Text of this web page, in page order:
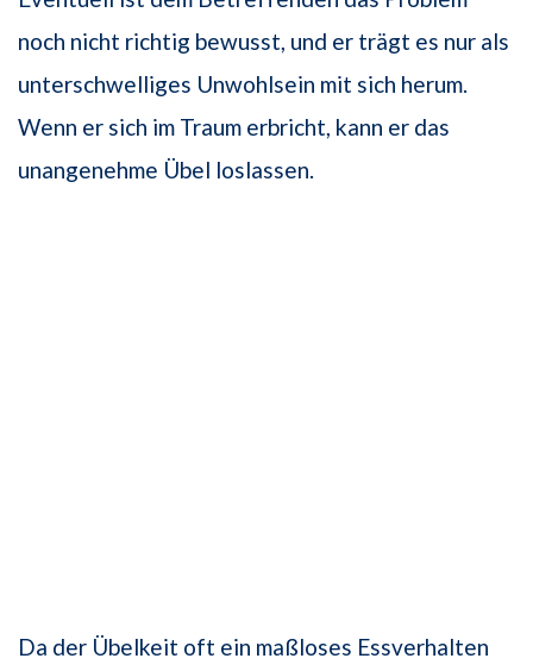
noch nicht richtig bewusst, und er trägt es nur als
unterschwelliges Unwohlsein mit sich herum.
Wenn er sich im Traum erbricht, kann er das
unangenehme Übel loslassen.
Da der Übelkeit oft ein maßloses Essverhalten